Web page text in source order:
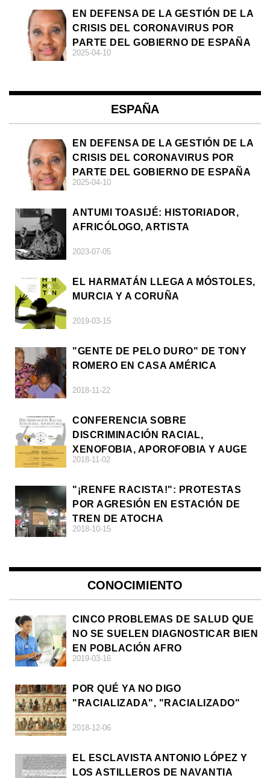
EN DEFENSA DE LA GESTIÓN DE LA
CRISIS DEL CORONAVIRUS POR
PARTE DEL GOBIERNO DE ESPAÑA
2025-04-10
ESPAÑA
EN DEFENSA DE LA GESTIÓN DE LA
CRISIS DEL CORONAVIRUS POR
PARTE DEL GOBIERNO DE ESPAÑA
2025-04-10
ANTUMI TOASIJÉ: HISTORIADOR,
AFRICÓLOGO, ARTISTA
2023-07-05
EL HARMATÁN LLEGA A MÓSTOLES,
MURCIA Y A CORUÑA
2019-03-15
"GENTE DE PELO DURO" DE TONY
ROMERO EN CASA AMÉRICA
2018-11-22
CONFERENCIA SOBRE
DISCRIMINACIÓN RACIAL,
XENOFOBIA, APOROFOBIA Y AUGE
DE LA ULTRADERECHA EN EUROPA
2018-11-02
"¡RENFE RACISTA!": PROTESTAS
POR AGRESIÓN EN ESTACIÓN DE
TREN DE ATOCHA
2018-10-15
CONOCIMIENTO
CINCO PROBLEMAS DE SALUD QUE
NO SE SUELEN DIAGNOSTICAR BIEN
EN POBLACIÓN AFRO
2019-03-16
POR QUÉ YA NO DIGO
"RACIALIZADA", "RACIALIZADO"
2018-12-06
EL ESCLAVISTA ANTONIO LÓPEZ Y
LOS ASTILLEROS DE NAVANTIA